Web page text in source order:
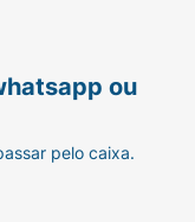
refrigerante
ou
pelo caixa.